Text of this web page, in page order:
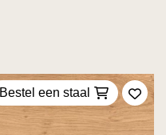
Bestel een staal